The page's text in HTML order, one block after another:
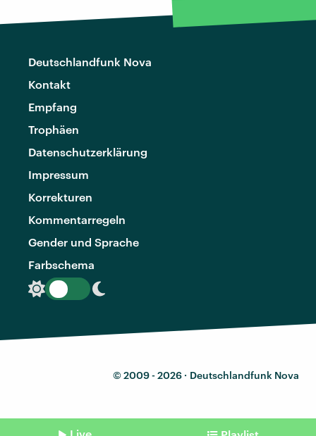
Deutschlandfunk Nova
Kontakt
Empfang
Trophäen
Datenschutzerklärung
Impressum
Korrekturen
Kommentarregeln
Gender und Sprache
Farbschema
© 2009 - 2026 · Deutschlandfunk Nova